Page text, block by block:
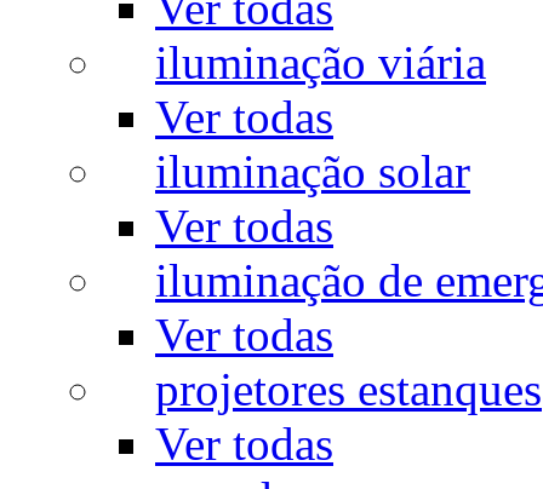
iluminação viária
Ver todas
iluminação solar
Ver todas
iluminação de
Ver todas
projetores estanques
Ver todas